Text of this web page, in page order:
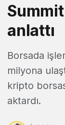
anlattı
Borsada
milyona
kripto
aktardı.